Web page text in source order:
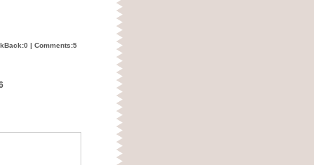
| Comments:5